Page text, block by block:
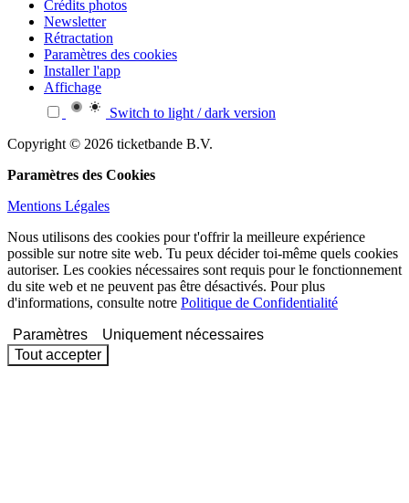
Crédits photos
Newsletter
Rétractation
Paramètres des cookies
Installer l'app
Affichage
Switch to light / dark version
Copyright © 2026 ticketbande B.V.
Paramètres des Cookies
Mentions Légales
Nous utilisons des cookies pour t'offrir la meilleure expérience
possible sur notre site web. Tu peux décider toi-même quels cookies
autoriser. Les cookies nécessaires sont requis pour le fonctionnement
du site web et ne peuvent pas être désactivés. Pour plus
d'informations, consulte notre Politique de Confidentialité
Paramètres
Uniquement nécessaires
Tout accepter